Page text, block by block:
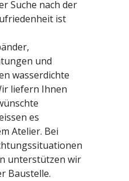
Suche nach der
ist
und
wasserdichte
liefern Ihnen
es
Atelier. Bei
unterstützen wir
Baustelle.